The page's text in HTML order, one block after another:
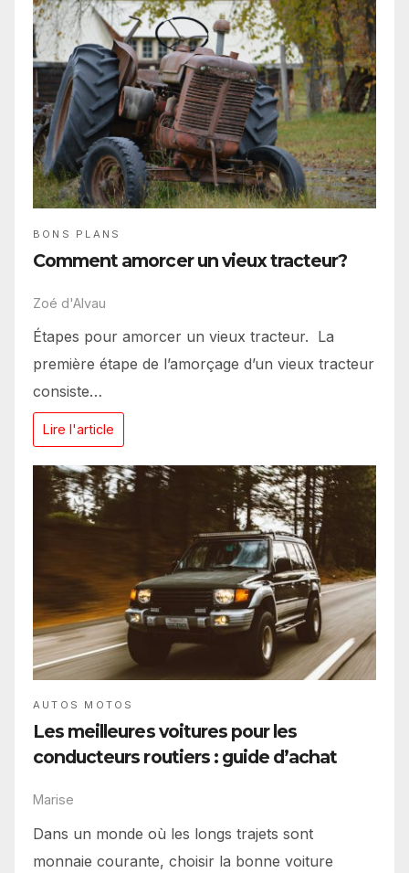
BONS PLANS
Comment amorcer un vieux tracteur?
Zoé d'Alvau
Étapes pour amorcer un vieux tracteur. La
première étape de l’amorçage d’un vieux tracteur
consiste…
Lire l'article
AUTOS MOTOS
Les meilleures voitures pour les
conducteurs routiers : guide d’achat
Marise
Dans un monde où les longs trajets sont
monnaie courante, choisir la bonne voiture